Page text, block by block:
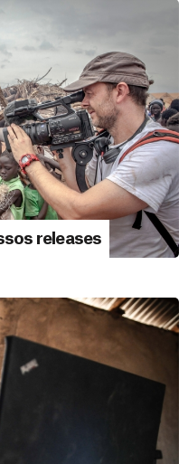
releases